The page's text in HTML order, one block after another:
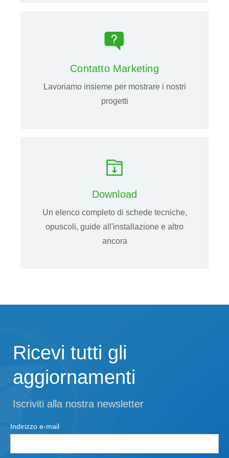
Contatto Marketing
Lavoriamo insieme per mostrare i nostri
progetti
Download
Un elenco completo di schede tecniche,
opuscoli, guide all'installazione e altro
ancora
Ricevi tutti gli
aggiornamenti
Iscriviti alla nostra newsletter
Indirizzo e-mail